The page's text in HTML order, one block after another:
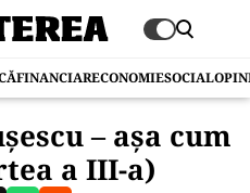
FINANCIARECONOMIESOCIAL
– așa cum
a III-a)